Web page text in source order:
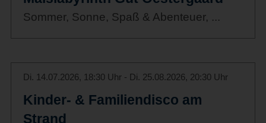
Sommer, Sonne, Spaß & Abenteuer, ...
Di. 14.07.2026, 18:30 Uhr - Di. 25.08.2026, 20:30 Uhr
Kinder- & Familiendisco am
Strand